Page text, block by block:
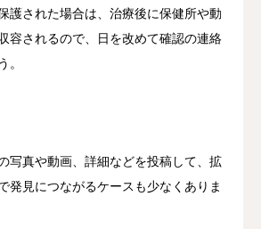
護された場合は、治療後に保健所や動
容されるので、日を改めて確認の連絡
。
写真や動画、詳細などを投稿して、拡
発見につながるケースも少なくありま